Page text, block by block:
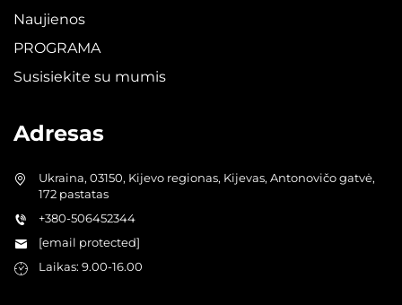
Naujienos
PROGRAMA
Susisiekite su mumis
Adresas
Ukraina, 03150, Kijevo regionas, Kijevas, Antonovičo gatvė,
172 pastatas
+380-506452344
[email protected]
Laikas: 9.00-16.00